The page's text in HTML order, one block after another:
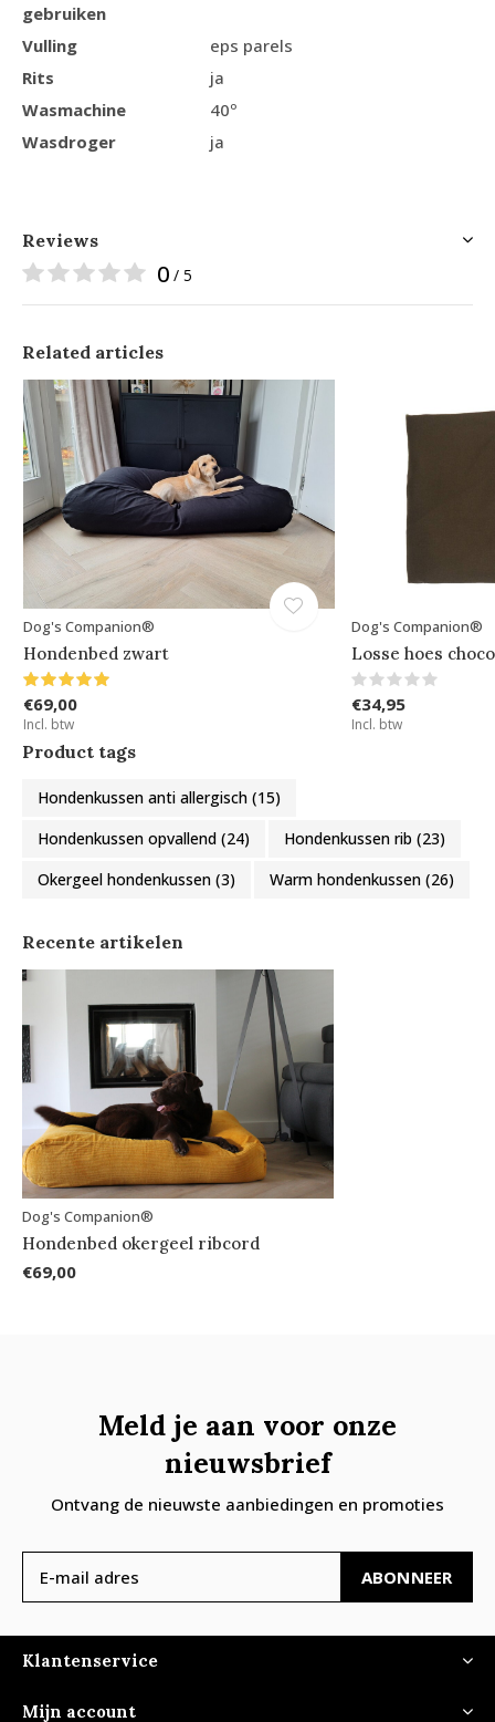
gebruiken
Vulling
eps parels
Rits
ja
Wasmachine
40º
Wasdroger
ja
Reviews
0 / 5
Related articles
Dog's Companion®
Hondenbed zwart
€69,00
Incl. btw
Dog's Companion®
Losse hoes
€34,95
Incl. btw
Product tags
Hondenkussen anti allergisch (15)
Hondenkussen opvallend (24) Hondenkussen rib (23)
Okergeel hondenkussen (3) Warm hondenkussen (26)
Recente artikelen
Dog's Companion®
Hondenbed okergeel ribcord
€69,00
Meld je aan voor onze
nieuwsbrief
Ontvang de nieuwste aanbiedingen en promoties
ABONNEER
Klantenservice
Mijn account